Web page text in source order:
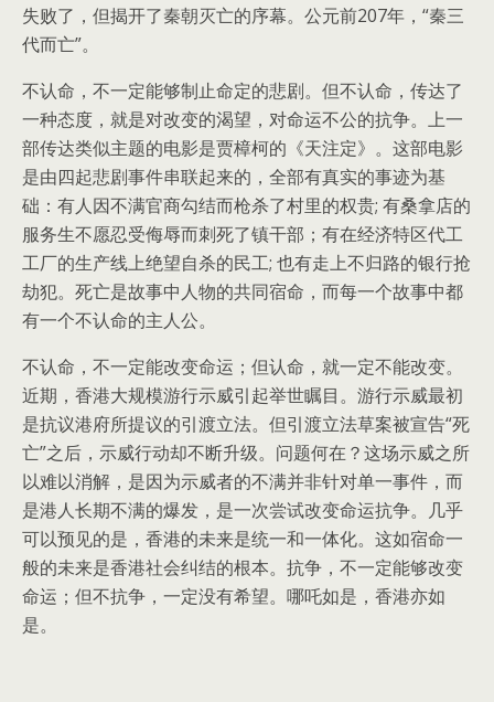
失败了，但揭开了秦朝灭亡的序幕。公元前207年，“秦三
代而亡”。
不认命，不一定能够制止命定的悲剧。但不认命，传达了
一种态度，就是对改变的渴望，对命运不公的抗争。上一
部传达类似主题的电影是贾樟柯的《天注定》。这部电影
是由四起悲剧事件串联起来的，全部有真实的事迹为基
础：有人因不满官商勾结而枪杀了村里的权贵; 有桑拿店的
服务生不愿忍受侮辱而刺死了镇干部；有在经济特区代工
工厂的生产线上绝望自杀的民工; 也有走上不归路的银行抢
劫犯。死亡是故事中人物的共同宿命，而每一个故事中都
有一个不认命的主人公。
不认命，不一定能改变命运；但认命，就一定不能改变。
近期，香港大规模游行示威引起举世瞩目。游行示威最初
是抗议港府所提议的引渡立法。但引渡立法草案被宣告“死
亡”之后，示威行动却不断升级。问题何在？这场示威之所
以难以消解，是因为示威者的不满并非针对单一事件，而
是港人长期不满的爆发，是一次尝试改变命运抗争。几乎
可以预见的是，香港的未来是统一和一体化。这如宿命一
般的未来是香港社会纠结的根本。抗争，不一定能够改变
命运；但不抗争，一定没有希望。哪吒如是，香港亦如
是。